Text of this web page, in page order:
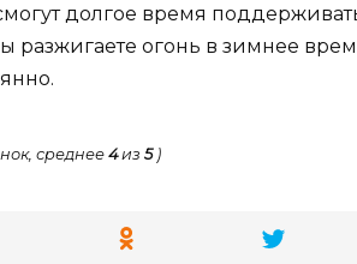
долгое время
огонь в зимнее
среднее 4из 5)